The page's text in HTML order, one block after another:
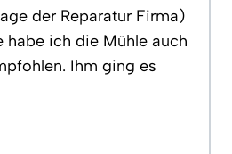
der Reparatur Firma)
habe ich die Mühle auch
Ihm ging es